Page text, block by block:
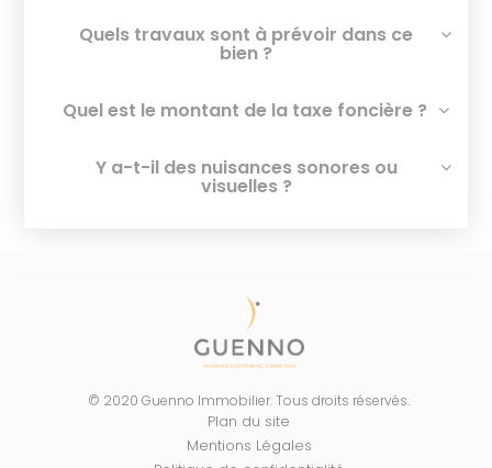
Quels travaux sont à prévoir dans ce
bien ?
Quel est le montant de la taxe foncière ?
Y a-t-il des nuisances sonores ou
visuelles ?
© 2020 Guenno Immobilier. Tous droits réservés.
Plan du site
Mentions Légales